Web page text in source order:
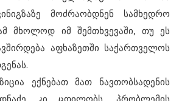
მოძრაობდნენ სამხედრო
მხოლოდ იმ შემთხვევაში, თუ ეს
აფხაზეთში საქართველოს
ექნებათ მათ ნავთობსადენის